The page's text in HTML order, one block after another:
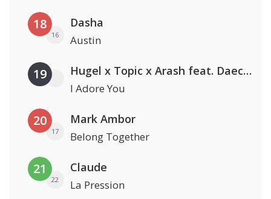
18
16
Dasha
Austin
19 Hugel x Topic x Arash feat. Daecolm
I Adore You
20
17
Mark Ambor
Belong Together
21
22
Claude
La Pression